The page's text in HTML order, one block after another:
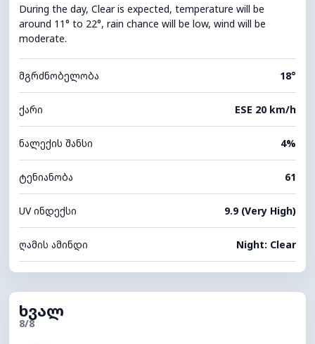
During the day, Clear is expected, temperature will be
around 11° to 22°, rain chance will be low, wind will be
moderate.
მგრძნობელობა 18°
ქარი ESE 20 km/h
ნალექის შანსი 4%
ტენიანობა 61
UV ინდექსი 9.9 (Very High)
ღამის ამინდი Night: Clear
ხვალ
8/8